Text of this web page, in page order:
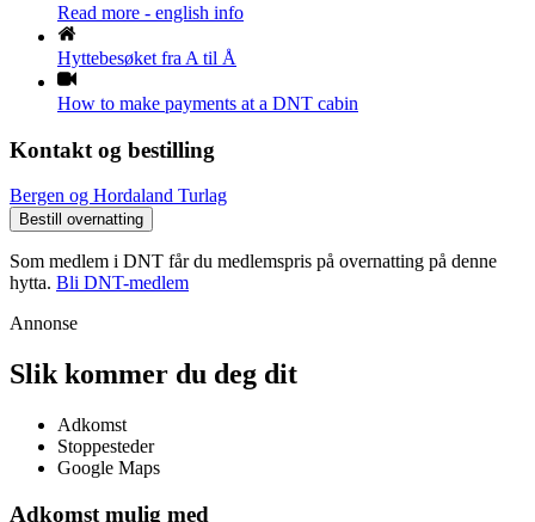
Read more - english info
Hyttebesøket fra A til Å
How to make payments at a DNT cabin
Kontakt og bestilling
Bergen og Hordaland Turlag
Bestill overnatting
Som medlem i DNT får du medlemspris på overnatting på denne
hytta. Bli DNT-medlem
Annonse
Slik kommer du deg dit
Adkomst
Stoppesteder
Google Maps
Adkomst mulig med